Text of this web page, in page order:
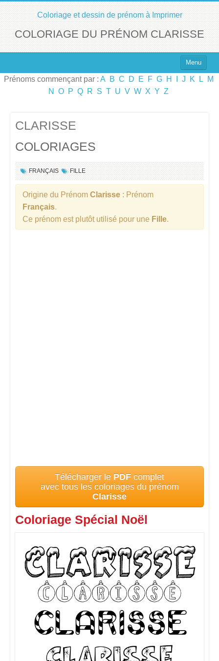
Coloriage et dessin de prénom à Imprimer
COLORIAGE DU PRÉNOM CLARISSE
Menu
Top 100 des Prénoms
Prénoms commençant par : A B C D E F G H J K L
M
N
O P Q R S T U V W X Y Z
CLARISSE
COLORIAGES
FRANÇAIS FILLE
Origine du Prénom Clarisse : Prénom
Français.
Ce prénom est plutôt utilisé pour une Fille.
Télécharger le PDF complet
avec tous les coloriages du prénom
Clarisse
Coloriage Spécial Noël